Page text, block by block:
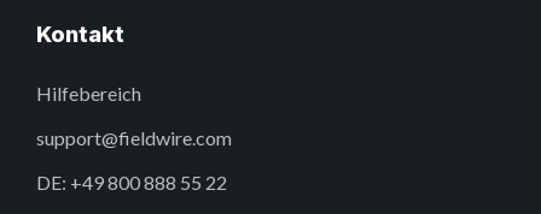
Kontakt
Hilfebereich
support@fieldwire.com
DE: +49 800 888 55 22